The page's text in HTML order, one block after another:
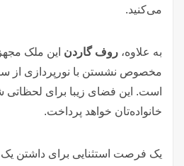
می‌کنید.
به علاوه، روف گاردن این ملک
مخصوص نشستن با نورپردازی از
است. این فضای زیبا برای لحظاتی
خانواده‌تان خواهد پرداخت.
یک فرصت استثنایی برای داشتن